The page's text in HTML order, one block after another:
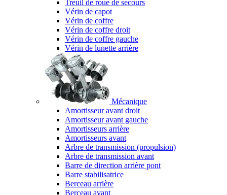
Treuil de roue de secours
Vérin de capot
Vérin de coffre
Vérin de coffre droit
Vérin de coffre gauche
Vérin de lunette arrière
Mécanique
Amortisseur avant droit
Amortisseur avant gauche
Amortisseurs arrière
Amortisseurs avant
Arbre de transmission (propulsion)
Arbre de transmission avant
Barre de direction arrière pont
Barre stabilisatrice
Berceau arrière
Berceau avant